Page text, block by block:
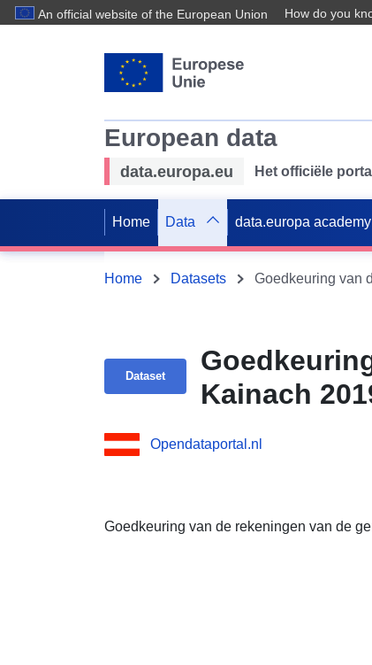
An official website of the European Union How do you
European data
data.europa.eu Het officiële
Home Data data.europa academy
Home Datasets
Dataset
Kainach
Opendataportal.nl
Goedkeuring van de rekeningen van de